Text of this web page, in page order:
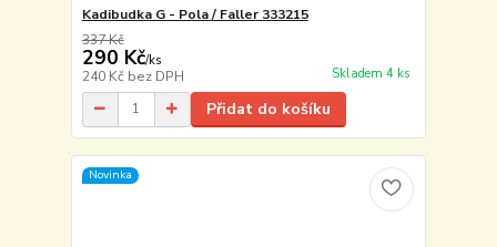
Kadibudka G - Pola / Faller 333215
337 Kč
290 Kč/ks
240 Kč bez DPH Skladem 4 ks
Přidat do košíku
Novinka